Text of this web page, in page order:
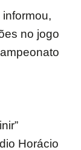
no jogo
Horácio